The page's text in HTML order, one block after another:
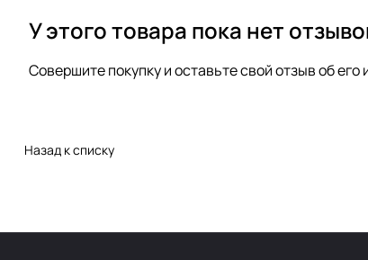
У этого товара пока нет
Совершите покупку и оставьте свой отзыв об его
Назад к списку